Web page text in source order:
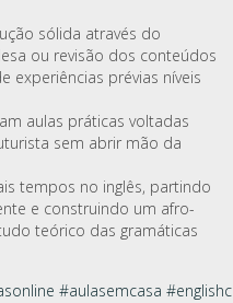
sólida através do
ou revisão dos conteúdos
experiências prévias níveis
aulas práticas voltadas
sem abrir mão da
tempos no inglês, partindo
e construindo um afro-
teórico das gramáticas
#aulasemcasa